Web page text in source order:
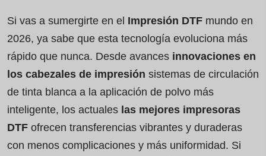
Si vas a sumergirte en el Impresión DTF mundo en
2026, ya sabe que esta tecnología evoluciona más
rápido que nunca. Desde avances innovaciones en
los cabezales de impresión sistemas de circulación
de tinta blanca a la aplicación de polvo más
inteligente, los actuales las mejores impresoras
DTF ofrecen transferencias vibrantes y duraderas
con menos complicaciones y más uniformidad. Si